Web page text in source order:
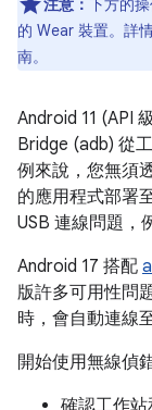
注意： 下方的
的 Wear 裝置。詳
南。
Android 11 (API
Bridge (adb) 從
例來說，您無須
的應用程式部署
USB 連線問題，
Android 17 搭配
版許多可用性問
時，會自動連線
開始使用無線偵
確認工作站